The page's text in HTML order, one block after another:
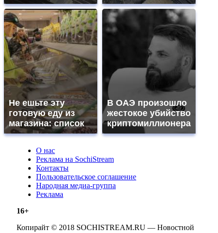
Не ешьте эту
готовую еду из
магазина: список
В ОАЭ произошло
жестокое убийство
криптомиллионера
О нас
Реклама на SochiStream
Контакты
Пользовательское соглашение
Народная медиа-группа
Реклама
16+
Копирайт © 2018 SOCHISTREAM.RU — Новостной